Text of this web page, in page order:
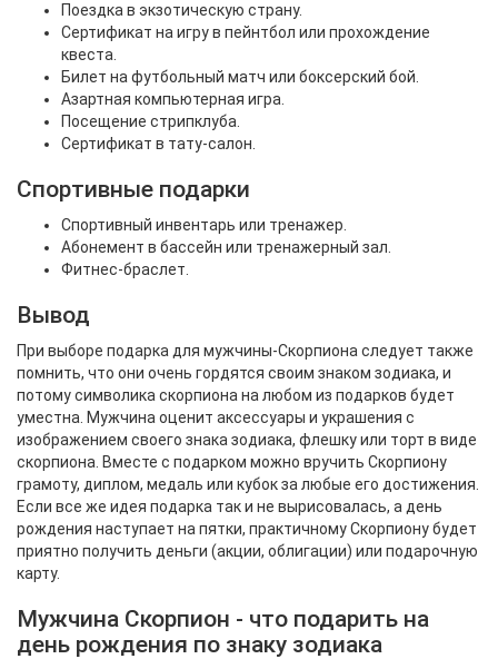
Поездка в экзотическую страну.
Сертификат на игру в пейнтбол или прохождение
квеста.
Билет на футбольный матч или боксерский бой.
Азартная компьютерная игра.
Посещение стрипклуба.
Сертификат в тату-салон.
Спортивные подарки
Спортивный инвентарь или тренажер.
Абонемент в бассейн или тренажерный зал.
Фитнес-браслет.
Вывод
При выборе подарка для мужчины-Скорпиона следует также
помнить, что они очень гордятся своим знаком зодиака, и
потому символика скорпиона на любом из подарков будет
уместна. Мужчина оценит аксессуары и украшения с
изображением своего знака зодиака, флешку или торт в виде
скорпиона. Вместе с подарком можно вручить Скорпиону
грамоту, диплом, медаль или кубок за любые его достижения.
Если все же идея подарка так и не вырисовалась, а день
рождения наступает на пятки, практичному Скорпиону будет
приятно получить деньги (акции, облигации) или подарочную
карту.
Мужчина Скорпион - что подарить на
день рождения по знаку зодиака